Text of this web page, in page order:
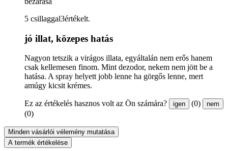
5 csillaggal3értékelt.
jó illat, közepes hatás
Nagyon tetszik a virágos illata, egyáltalán nem erős hanem
csak kellemesen finom. Mint dezodor, nekem nem jött be a
hatása. A spray helyett jobb lenne ha görgős lenne, mert
amúgy kicsit krémes.
Ez az értékelés hasznos volt az Ön számára? igen (0) nem
(0)
Minden vásárlói vélemény mutatása
A termék értékelése